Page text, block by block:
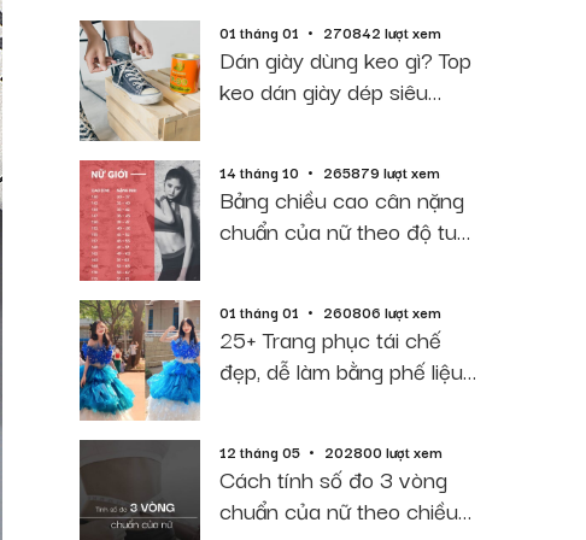
01 tháng 01 270842 lượt xem
Dán giày dùng keo gì? Top
keo dán giày dép siêu
14 tháng 10 265879 lượt xem
Bảng chiều cao cân nặng
chuẩn của nữ theo độ tuổi
01 tháng 01 260806 lượt xem
25+ Trang phục tái chế
đẹp, dễ làm bằng phế liệu
12 tháng 05 202800 lượt xem
Cách tính số đo 3 vòng
chuẩn của nữ theo chiều